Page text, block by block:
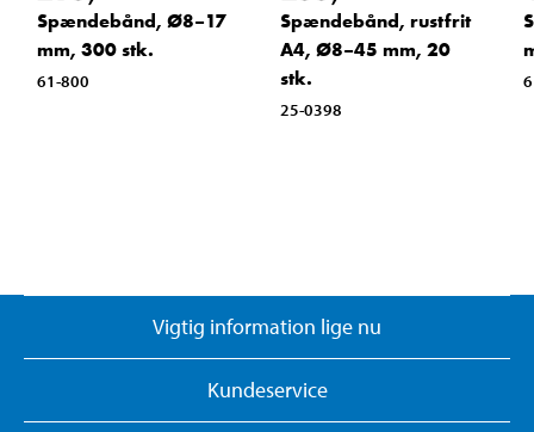
Spændebånd, Ø8–17
mm, 300 stk.
61-800
Spændebånd, rustfrit
A4, Ø8–45 mm, 20
stk.
25-0398
Vigtig information lige nu
Kundeservice